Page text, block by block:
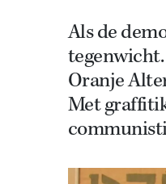
Als de
Oranje
Met